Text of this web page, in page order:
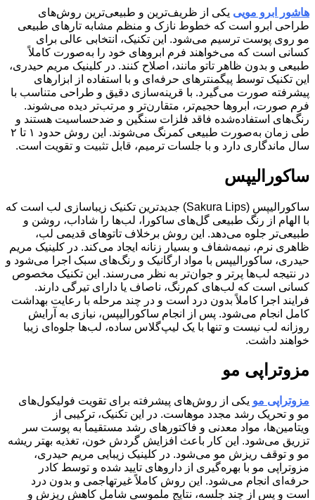
هاشور ابرو مویی یکی از ظریف‌ترین و طبیعی‌ترین روش‌های
طراحی ابرو است که خطوط نازک و منظم مشابه تارهای طبیعی
مو روی پوست ترسیم می‌شود. این تکنیک، انتخابی عالی برای
کسانی است که می‌خواهند فرم ابروهای خود را به‌صورت کاملاً
طبیعی و بدون ظاهر تاتو مانند، اصلاح کنند. در کلینیک مریم حیدری،
این تکنیک توسط پیگمنترهای حرفه‌ای و با استفاده از ابزارهای
پیشرفته صورت می‌گیرد. با قرینه‌سازی دقیق و طراحی متناسب با
فرم صورت، ابروها حجیم‌تر، متقارن‌تر و مرتب‌تر دیده می‌شوند.
رنگ‌های استفاده‌شده فاقد فلزات سنگین و ضدحساسیت هستند و
طی زمان به‌صورت طبیعی کمرنگ می‌شوند. این روش حدود ۱ تا ۲
سال ماندگاری دارد و با جلسات ترمیم، قابل تثبیت و تقویت است.
ساکورالیپس
ساکورالیپس (Sakura Lips) جدیدترین تکنیک زیباسازی لب است که
با الهام از رنگ طبیعی گل‌های ساکورا، لب‌ها را شاداب، روشن و
طبیعی‌تر جلوه می‌دهد. این روش برخلاف تاتوهای قدیمی لب،
ظاهری نرم، نیمه‌شفاف و بسیار زنانه ایجاد می‌کند. در کلینیک مریم
حیدری، ساکورالیپس با مواد ارگانیک و رنگ‌های سبک اجرا می‌شود و
در نتیجه لب‌ها پرتر و جوان‌تر به نظر می‌رسند. این تکنیک مخصوص
کسانی است که لب‌های کم‌رنگ، ناصاف یا دارای تیرگی دارند.
فرایند اجرا کاملاً بدون درد است و در چند مرحله با رعایت بهداشت
کامل انجام می‌شود. پس از انجام ساکورالیپس، نیازی به آرایش
روزانه لب نیست و تنها با یک لیپ‌گلاس ساده، لب‌ها جلوه‌ای زیبا
خواهند داشت.
مزوتراپی مو
مزوتراپی مو یکی از روش‌های پیشرفته برای تقویت فولیکول‌های
مو و تحریک رشد مجدد موهاست. در این تکنیک، ترکیبی از
ویتامین‌ها، مواد معدنی و فاکتورهای رشد مستقیماً به پوست سر
تزریق می‌شود. این کار باعث افزایش گردش خون، تغذیه بهتر ریشه
مو و توقف ریزش مو می‌شود. در کلینیک زیبایی مریم حیدری،
مزوتراپی مو با بهره‌گیری از داروهای تایید شده و توسط کادر
حرفه‌ای انجام می‌شود. این روش کاملاً غیرتهاجمی و بدون درد
است و پس از چند جلسه، نتایج ملموسی شامل کاهش ریزش و